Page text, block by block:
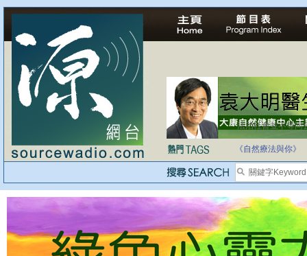
法治社會並不等同
自家教育合法化-
《自然療法與你》